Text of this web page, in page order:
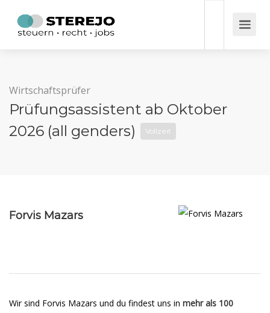
Wirtschaftsprüfer
Prüfungsassistent ab Oktober
2026 (all genders)
Vollzeit
Forvis Mazars
Wir sind Forvis Mazars und du findest uns in mehr als 100